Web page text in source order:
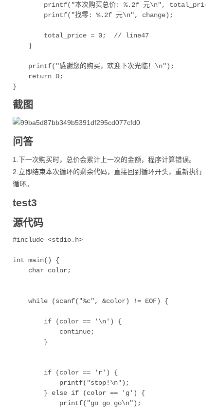
printf("本次购买总价: %.2f 元\n",
        printf("找零: %.2f 元\n", change);
        total_price = 0;  // line47
    }
    printf("感谢您的购买，欢迎下次光临！\n");
    return 0;
截图
问答
1.下一次购买时，总价会累计上一次的金额，程序计算错误。
2.立即结束本次循环的剩余代码，直接回到循环开头，重新执行
循环。
test3
源代码
#include <stdio.h>
int main() {
    char color;
    while (scanf("%c", &color) != EOF) {
        if (color == '\n') {
            continue;
        }
        if (color == 'r') {
            printf("stop!\n");
        } else if (color == 'g') {
            printf("go go go\n");